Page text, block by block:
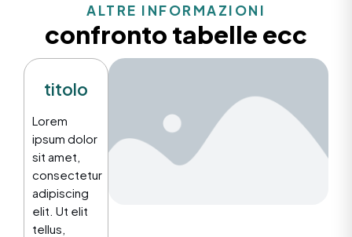
ALTRE INFORMAZIONI
confronto tabelle ecc
titolo
Lorem
ipsum dolor
sit amet,
consectetur
adipiscing
elit. Ut elit
tellus,